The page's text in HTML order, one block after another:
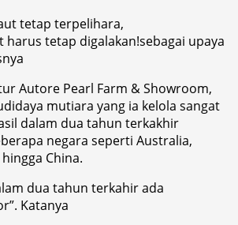
tetap terpelihara,
harus tetap digalakan!sebagai upaya
Autore Pearl Farm & Showroom,
mutiara yang ia kelola sangat
dalam dua tahun terkakhir
negara seperti Australia,
China.
dua tahun terkahir ada
Katanya